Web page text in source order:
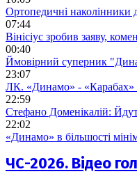
Ортопедичні наколінники
07:44
Вінісіус зробив заяву,
00:40
Ймовірний суперник
23:07
ЛК. «Динамо» -
22:59
Стефано Доменікалій:
22:02
«Динамо» в більшості
ЧС-2026. Відео